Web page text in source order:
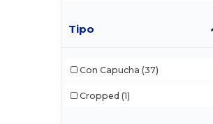
Tipo
Con Capucha (37)
Cropped (1)